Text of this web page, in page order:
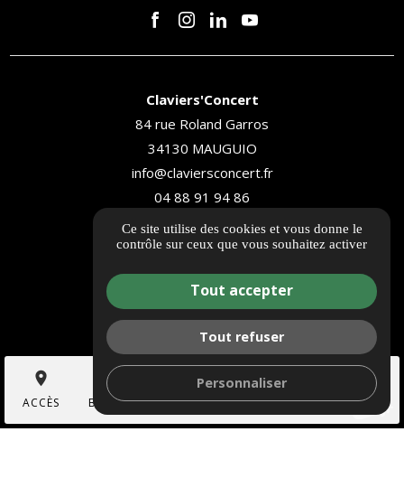
place
ACCÈS
shopping_cart
BOUTIQUE
search
...
mail
CONTACT
call
TÉL.
Claviers'Concert
84 rue Roland Garros
34130 MAUGUIO
info@claviersconcert.fr
04 88 91 94 86
ITINÉRAIRE
Nos références
Informations complémentaires
Mentions légales
Politique de confidentialité
Gestion des cookies
Ce site utilise des cookies et vous donne le
contrôle sur ceux que vous souhaitez activer
Tout accepter
Tout refuser
Personnaliser